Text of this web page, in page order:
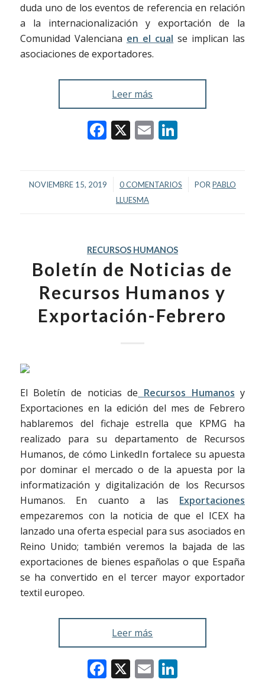
duda uno de los eventos de referencia en relación
a la internacionalización y exportación de la
Comunidad Valenciana en el cual se implican las
asociaciones de exportadores.
Leer más
Facebook
X EmailLinkedIn
NOVIEMBRE 15, 2019
/ 0 COMENTARIOS
/ POR PABLO
LLUESMA
RECURSOS HUMANOS
Boletín de Noticias de
Recursos Humanos y
Exportación-Febrero
El Boletín de noticias de Recursos Humanos y
Exportaciones en la edición del mes de Febrero
hablaremos del fichaje estrella que KPMG ha
realizado para su departamento de Recursos
Humanos, de cómo LinkedIn fortalece su apuesta
por dominar el mercado o de la apuesta por la
informatización y digitalización de los Recursos
Humanos. En cuanto a las Exportaciones
empezaremos con la noticia de que el ICEX ha
lanzado una oferta especial para sus asociados en
Reino Unido; también veremos la bajada de las
exportaciones de bienes españolas o que España
se ha convertido en el tercer mayor exportador
textil europeo.
Leer más
Facebook
X EmailLinkedIn